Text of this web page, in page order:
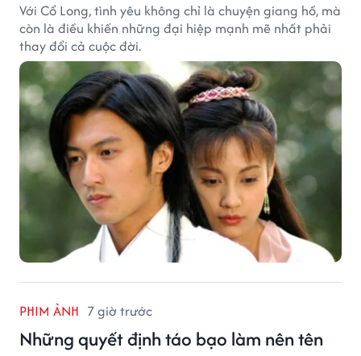
Với Cổ Long, tình yêu không chỉ là chuyện giang hồ, mà
còn là điều khiến những đại hiệp mạnh mẽ nhất phải
thay đổi cả cuộc đời.
PHIM ẢNH 7 giờ trước
Những quyết định táo bạo làm nên tên